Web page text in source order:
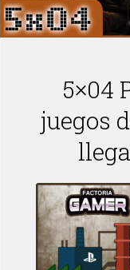
00:00 /
1:35:22
5×04
juegos